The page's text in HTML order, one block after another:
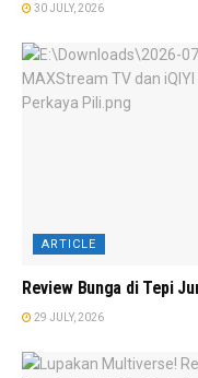
30 JULY, 2026
ARTICLE
Review Bunga di Tepi
29 JULY, 2026